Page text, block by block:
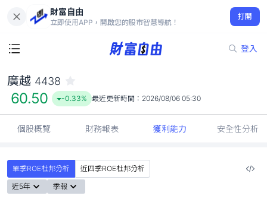
財富自由
立即使用APP，開啟您的股市智慧導航！
打開
登入
60.50
-0.33%
廣越 4438
60.50 -0.33% 最近更新時間： 2026/08/06 05:30
個股概覽 財務報表 獲利能力 安全性分析
單季ROE杜邦分析
近四季ROE杜邦分析
近5年
季報